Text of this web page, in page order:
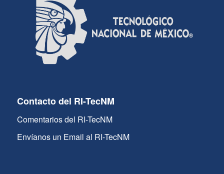
Contacto del RI-TecNM
Comentarios del RI-TecNM
Envíanos un Email al RI-TecNM